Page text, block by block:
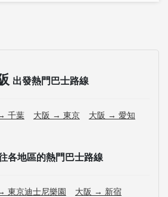
出發熱門巴士路線
千葉 大阪 → 東京
大阪 → 愛知
各地區的熱門巴士路線
東京迪士尼樂園 大阪 → 新宿